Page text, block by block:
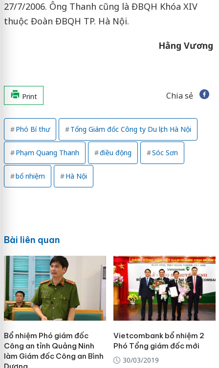
27/7/2006. Ông Thanh cũng là ĐBQH Khóa XIV
thuộc Đoàn ĐBQH TP. Hà Nội.
Hằng Vương
Print Chia sẻ
Phó Bí thư Tổng Giám đốc Công ty Du lịch Hà Nội
Phạm Quang Thanh điều động Sóc Sơn
bổ nhiệm Hà Nội
Bài liên quan
Bổ nhiệm Phó giám đốc
Công an tỉnh Quảng Ninh
làm Giám đốc Công an Bình
Vietcombank bổ nhiệm 2
Phó Tổng giám đốc mới
30/03/2019